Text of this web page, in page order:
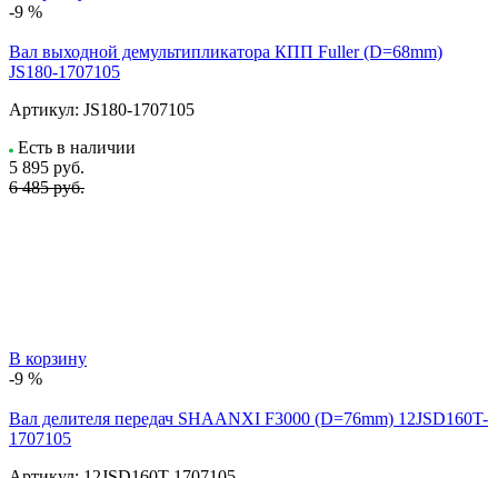
-9 %
Вал выходной демультипликатора КПП Fuller (D=68mm)
JS180-1707105
Артикул: JS180-1707105
Есть в наличии
5 895 руб.
6 485 руб.
В корзину
-9 %
Вал делителя передач SHAANXI F3000 (D=76mm) 12JSD160T-
1707105